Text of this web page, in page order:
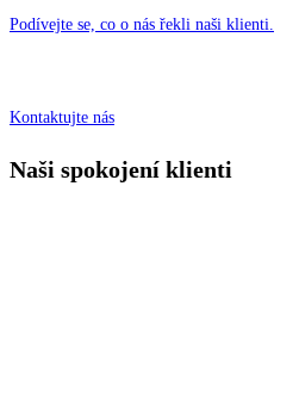
Podívejte se, co o nás řekli naši klienti.
Kontaktujte nás
Naši spokojení klienti